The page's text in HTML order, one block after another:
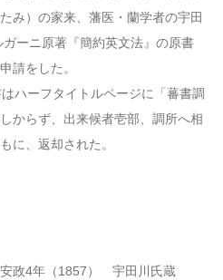
み）の家来、藩医・蘭学者の宇田
ーニ原著『簡約英文法』の原書
申請をした。
ハーフタイトルページに「蕃書調
からず、出来候者壱部、調所へ相
に、返却された。
政4年（1857） 宇田川氏蔵